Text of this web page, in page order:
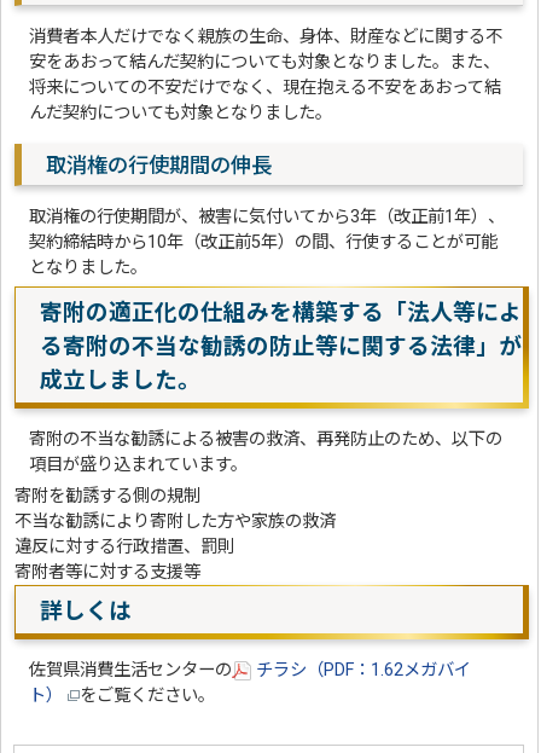
消費者本人だけでなく親族の生命、身体、財産などに関する不
安をあおって結んだ契約についても対象となりました。また、
将来についての不安だけでなく、現在抱える不安をあおって結
んだ契約についても対象となりました。
取消権の行使期間の伸長
取消権の行使期間が、被害に気付いてから3年（改正前1年）、
契約締結時から10年（改正前5年）の間、行使することが可能
となりました。
寄附の適正化の仕組みを構築する「法人等によ
る寄附の不当な勧誘の防止等に関する法律」が
成立しました。
寄附の不当な勧誘による被害の救済、再発防止のため、以下の
項目が盛り込まれています。
寄附を勧誘する側の規制
不当な勧誘により寄附した方や家族の救済
違反に対する行政措置、罰則
寄附者等に対する支援等
詳しくは
佐賀県消費生活センターの
チラシ（PDF：1.62メガバイ
ト）
をご覧ください。